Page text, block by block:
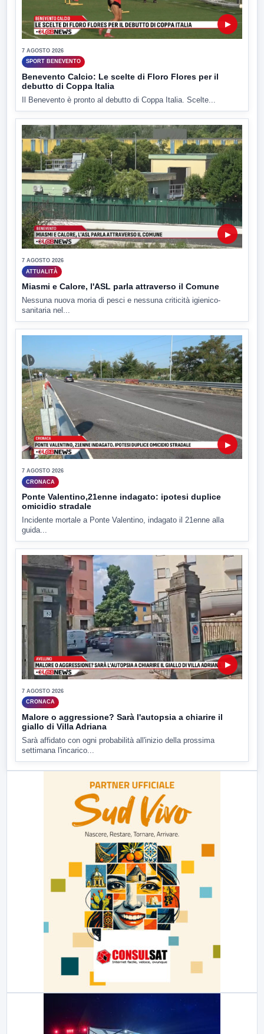
▶
7 AGOSTO 2026
SPORT BENEVENTO
Benevento Calcio: Le scelte di Floro Flores per il
debutto di Coppa Italia
Il Benevento è pronto al debutto di Coppa Italia. Scelte...
▶
7 AGOSTO 2026
ATTUALITÀ
Miasmi e Calore, l'ASL parla attraverso il Comune
Nessuna nuova moria di pesci e nessuna criticità igienico-
sanitaria nel...
▶
7 AGOSTO 2026
CRONACA
Ponte Valentino,21enne indagato: ipotesi duplice
omicidio stradale
Incidente mortale a Ponte Valentino, indagato il 21enne alla
guida...
▶
7 AGOSTO 2026
CRONACA
Malore o aggressione? Sarà l'autopsia a chiarire il
giallo di Villa Adriana
Sarà affidato con ogni probabilità all'inizio della prossima
settimana l'incarico...